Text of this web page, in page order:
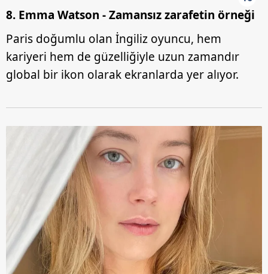
8. Emma Watson - Zamansız zarafetin örneği
Paris doğumlu olan İngiliz oyuncu, hem
kariyeri hem de güzelliğiyle uzun zamandır
global bir ikon olarak ekranlarda yer alıyor.